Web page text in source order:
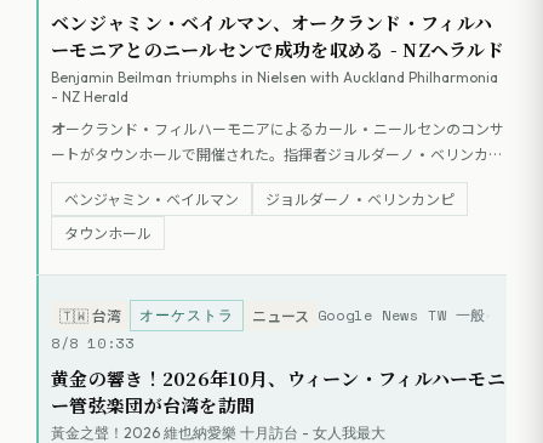
ベンジャミン・ベイルマン、オークランド・フィルハ
ーモニアとのニールセンで成功を収める - NZヘラルド
Benjamin Beilman triumphs in Nielsen with Auckland Philharmonia
- NZ Herald
オークランド・フィルハーモニアによるカール・ニールセンのコンサ
ートがタウンホールで開催された。指揮者ジョルダーノ・ベリンカン
ピの主導により、ベンジャミン・ベイルマンがニールセンのヴァイオ
リン協奏曲を演奏。また、リルバーンの「ドライスデール序曲」とモ
ーツァルトの交響曲第39番も披露された。
ベンジャミン・ベイルマン
ジョルダーノ・ベリンカンピ
タウンホール
🇹🇼 台湾 オーケストラ ニュース
Google News TW 一般
8/8 10:33
黄金の響き！2026年10月、ウィーン・フィルハーモニ
ー管弦楽団が台湾を訪問
黃金之聲！2026 維也納愛樂 十月訪台 - 女人我最大